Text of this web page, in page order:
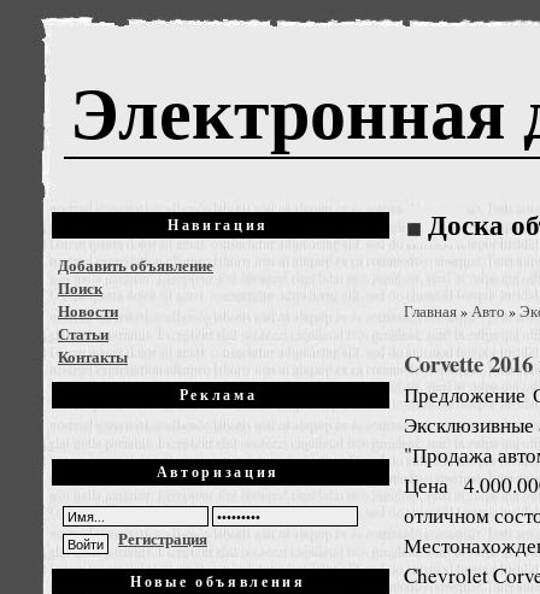
Электронная
Навигация
Добавить объявление
Поиск
Новости
Статьи
Контакты
Реклама
Авторизация
Регистрация
Новые объявления
Доска
Главная»Авто »
Corvette
Предложение
Эксклюзивные
"Продажа
Цена
отличном
Chevrolet